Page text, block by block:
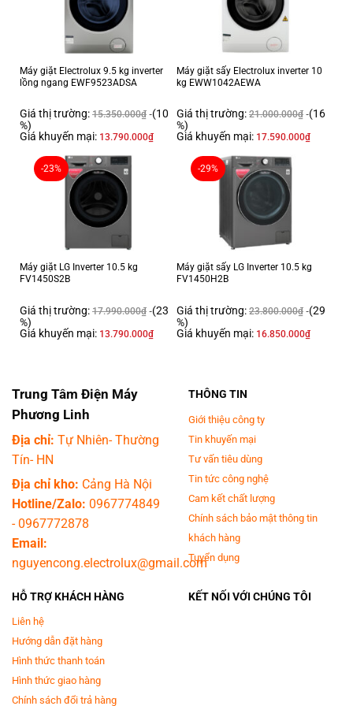
có thể dễ dàng chọn các chế độ nhiệt khác nhau để chế biến những
món ăn dinh dưỡng cho cả gia đình mà không đánh mất hương vị thơm
ngon tự nhiên do nấu quá nhiệt hay quá lâu.
Công suất lớn, đa dạng chế độ nấu
4000W, với 2 mâm nhiệt tỏa nhiệt đều giúp rút gọn thời gian nấu nướng,
tiết kiệm thời gian và tiết kiệm điện năng. Sản phẩm có nhiều cấp điều
khiển khác nhau đa dạng chế độ nấu giúp bạn dễ dàng chế biến nhiều
món: món chiên, món rán, món xào…. mà không sợ bị quá nhiệt.
Chế độ cài đặt thời gian tiện lợi
Nếu bạn không có thời gian nấu nướng thì cũng đừng lo lắng nhé, vì bếp
điện từ kết hợp hồng ngoại Goldsun có chức năng cài đặt thời gian hẹn
gian trông coi mà vẫn đảm bảo an toàn khi sử dụng. Đặc biệt, sản phẩm
nấu nướng nhanh chóng, tiết kiệm thời gian.
Công nghệ Inverter tiết kiệm điện năng
Bếp điện từ kết hợp hồng ngoại GDX7640 sử dụng công nghệ inverter là
loại bếp từ được tích hợp thêm công nghệ biến tần tiết kiệm điện khi sử
Máy giặt Electrolux 9.5 kg inverter
lồng ngang EWF9523ADSA
Giá thị trường: 15.350.000₫ (10
%)
Giá khuyến mại: 13.790.000₫
Máy giặt sấy Electrolux inverter 10
kg EWW1042AEWA
Giá thị trường: 21.000.000₫ (16
%)
Giá khuyến mại: 17.590.000₫
-23%
Máy giặt LG Inverter 10.5 kg
FV1450S2B
Giá thị trường: 17.990.000₫ (23
%)
Giá khuyến mại: 13.790.000₫
-29%
Máy giặt sấy LG Inverter 10.5 kg
FV1450H2B
Giá thị trường: 23.800.000₫ (29
%)
Giá khuyến mại: 16.850.000₫
Trung Tâm Điện Máy
Phương Linh
Địa chỉ: Tự Nhiên- Thường
Tín- HN
Địa chỉ kho: Cảng Hà Nội
Hotline/Zalo: 0967774849
-0967772878
Email:
nguyencong.electrolux@gmail.com
THÔNG TIN
Giới thiệu công ty
Tin khuyến mại
Tư vấn tiêu dùng
Tin tức công nghệ
Cam kết chất lượng
Chính sách bảo mật thông tin
khách hàng
Tuyển dụng
HỖ TRỢ KHÁCH HÀNG
Liên hệ
Hướng dẫn đặt hàng
Hình thức thanh toán
Hình thức giao hàng
Chính sách đổi trả hàng
KẾT NỐI VỚI CHÚNG TÔI